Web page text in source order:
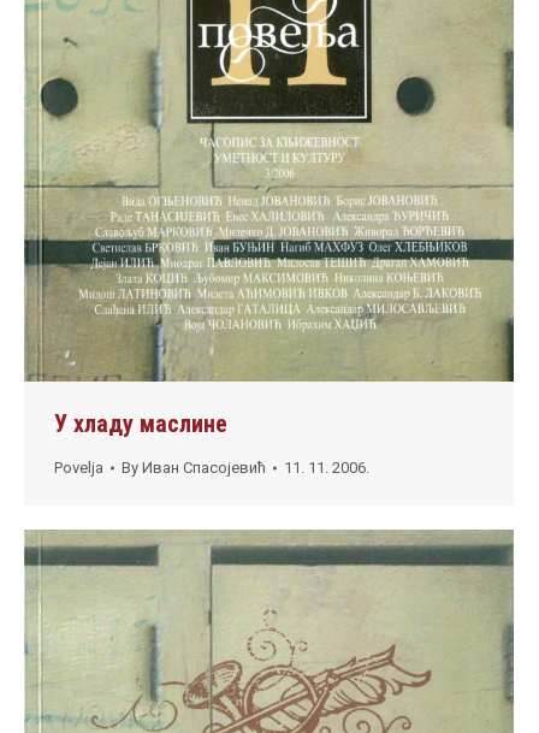
У хладу маслине
Povelja By Иван Спасојевић 11. 11. 2006.